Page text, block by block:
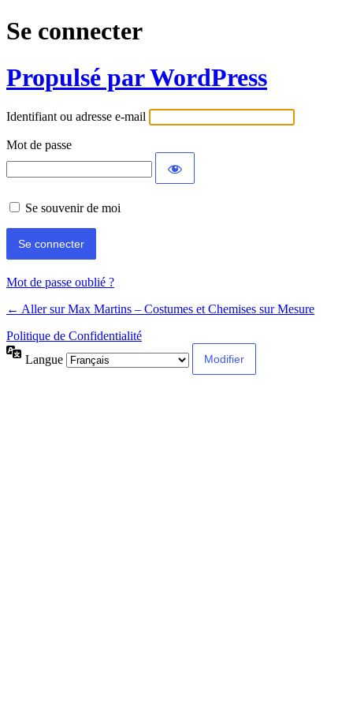
Se connecter
Propulsé par WordPress
Identifiant ou adresse e-mail
Mot de passe
Se souvenir de moi
Mot de passe oublié ?
← Aller sur Max Martins – Costumes et Chemises sur Mesure
Politique de Confidentialité
Langue